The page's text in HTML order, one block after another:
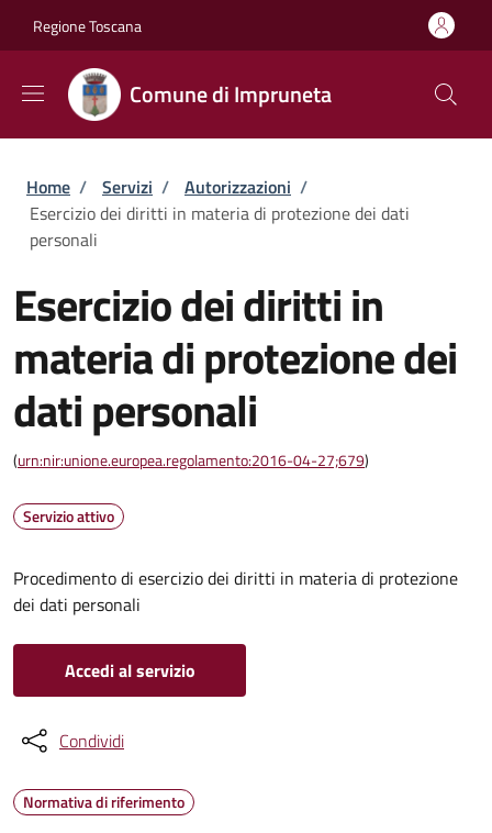
Regione Toscana
Comune di Impruneta
Briciole di pane
Home / Servizi / Autorizzazioni /
Esercizio dei diritti in materia di protezione dei dati
personali
Esercizio dei diritti in
materia di protezione dei
dati personali
(urn:nir:unione.europea.regolamento:2016-04-27;679)
Servizio attivo
Procedimento di esercizio dei diritti in materia di protezione
dei dati personali
Accedi al servizio
Condividi
Normativa di riferimento